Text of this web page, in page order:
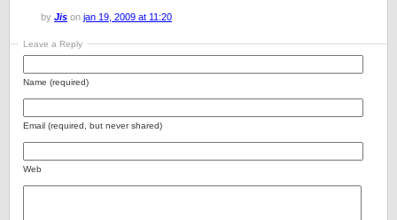
by Jis on jan 19, 2009 at 11:20
Leave a Reply
Name (required)
Email (required, but never shared)
Web